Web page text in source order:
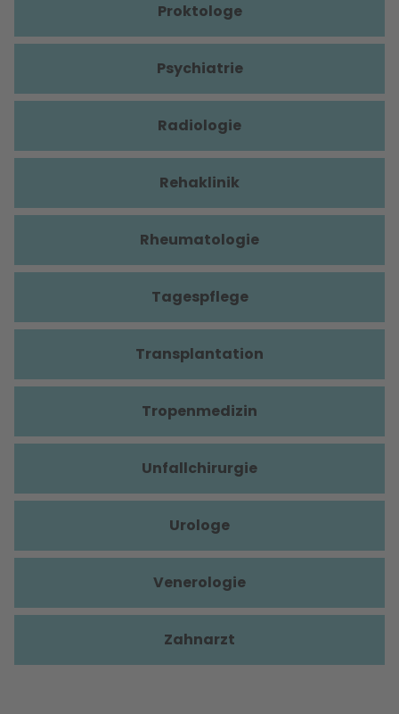
Proktologe
Psychiatrie
Radiologie
Rehaklinik
Rheumatologie
Tagespflege
Transplantation
Tropenmedizin
Unfallchirurgie
Urologe
Venerologie
Zahnarzt